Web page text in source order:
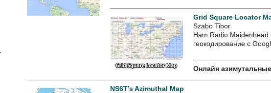
Grid Square Locator
Szabo Tibor
Ham Radio
геокодирование с
Онлайн
NS6T’s Azimuthal Map